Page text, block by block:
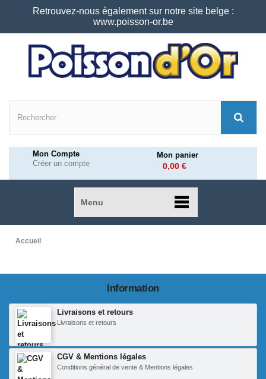
Retrouvez-nous également sur notre site belge :
www.poisson-or.be
Mon Compte
Créer un compte
Mon panier
0,00 €
Menu
Accueil
Information
Livraisons et retours
Livraisons et retours
CGV & Mentions légales
Conditions général de vente & Mentions légales